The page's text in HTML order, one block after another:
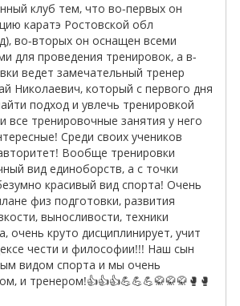
клуб тем, что во-первых он
каратэ Ростовской обл
во-вторых он оснащен всеми
для проведения тренировок, а в-
ведет замечательный тренер
Николаевич, который с первого дня
подход и увлечь тренировкой
все тренировочные занятия у него
Среди своих учеников
Вообще тренировки
вид единоборств, а с точки
красивый вид спорта! Очень
физ подготовки, развития
выносливости, техники
очень круто дисциплинирует, учит
чести и философии!!! Наш сын
видом спорта и мы очень
и тренером!👍👍👍💪💪💪🥋🥋🥋🥊🥊